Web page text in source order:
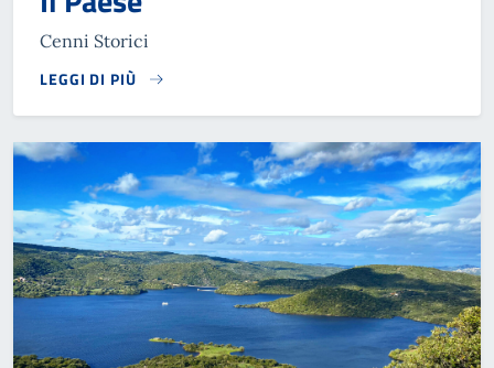
Cenni Storici
LEGGI DI PIÙ